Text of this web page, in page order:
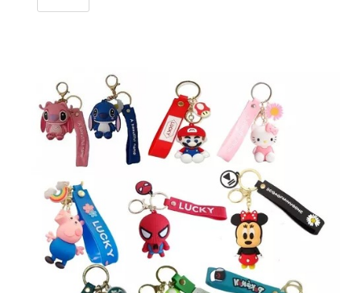
viajero